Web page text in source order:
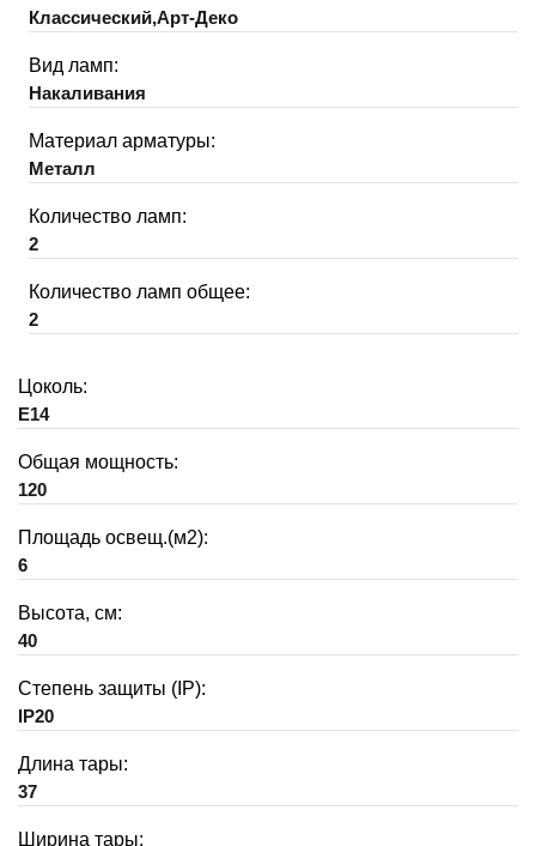
Классический,Арт-Деко
Вид ламп:
Накаливания
Материал арматуры:
Металл
Количество ламп:
2
Количество ламп общее:
2
Цоколь:
E14
Общая мощность:
120
Площадь освещ.(м2):
6
Высота, см:
40
Степень защиты (IP):
IP20
Длина тары:
37
Ширина тары: